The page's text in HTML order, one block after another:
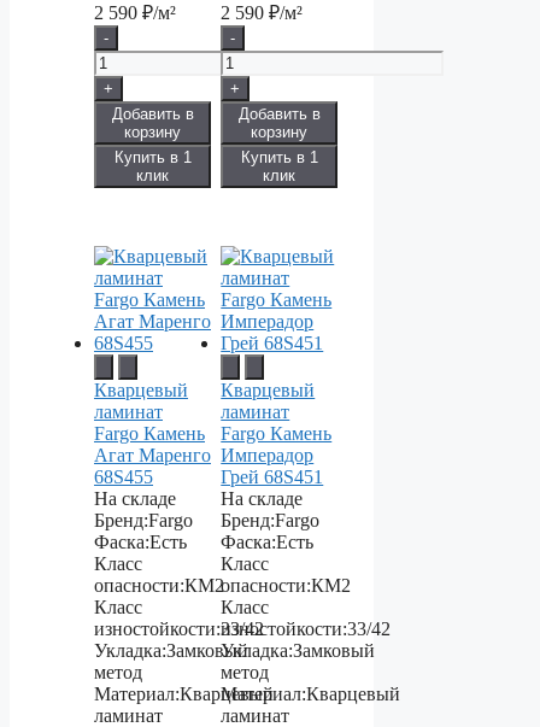
2 590 ₽/м²
-
+
Добавить в
корзину
Купить в 1
клик
2 590₽/м²
-
+
Добавить в
корзину
Купить в 1
клик
Кварцевый
ламинат
Fargo Камень
Агат Маренго
68S455
На складе
Бренд:Fargo
Фаска:Есть
Класс
опасности:КМ2
Класс
изностойкости:33/42
Укладка:Замковый
метод
Материал:Кварцевый
ламинат
Кварцевый
ламинат
Fargo Камень
Имперадор
Грей 68S451
На складе
Бренд:Fargo
Фаска:Есть
Класс
опасности:КМ2
Класс
изностойкости:33/42
Укладка:Замковый
метод
Материал:Кварцевый
ламинат